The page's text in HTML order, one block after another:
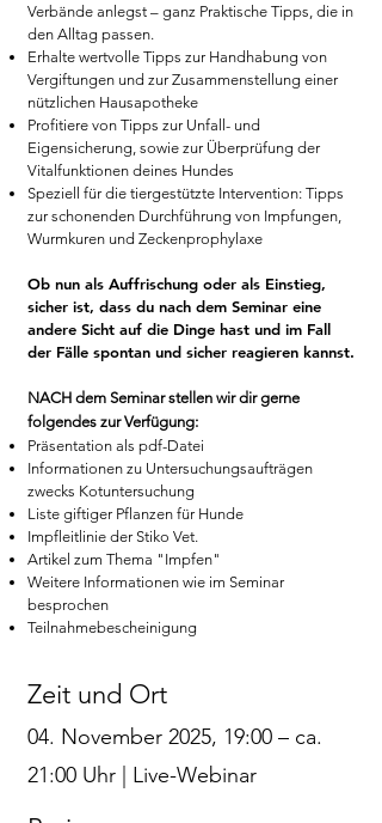
Verbände anlegst – ganz Praktische Tipps, die in
den Alltag passen.
Erhalte wertvolle Tipps zur Handhabung von
Vergiftungen und zur Zusammenstellung einer
nützlichen Hausapotheke
Profitiere von Tipps zur Unfall- und
Eigensicherung, sowie zur Überprüfung der
Vitalfunktionen deines Hundes
Speziell für die tiergestützte Intervention: Tipps
zur schonenden Durchführung von Impfungen,
Wurmkuren und Zeckenprophylaxe
Ob nun als Auffrischung oder als Einstieg,
sicher ist, dass du nach dem Seminar eine
andere Sicht auf die Dinge hast und im Fall
der Fälle spontan und sicher reagieren kannst.
NACH dem Seminar stellen wir dir gerne
folgendes zur Verfügung:
Präsentation als pdf-Datei
Informationen zu Untersuchungsaufträgen
zwecks Kotuntersuchung
Liste giftiger Pflanzen für Hunde
Impfleitlinie der Stiko Vet.
Artikel zum Thema "Impfen"
Weitere Informationen wie im Seminar
besprochen
Teilnahmebescheinigung
Zeit und Ort
04. November 2025, 19:00 – ca.
21:00 Uhr | Live-Webinar